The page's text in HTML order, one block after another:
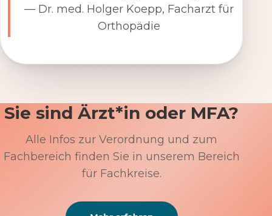
— Dr. med. Holger Koepp, Facharzt für
Orthopädie
Sie sind Ärzt*in oder MFA?
Alle Infos zur Verordnung und zum
Fachbereich finden Sie in unserem Bereich
für Fachkreise.